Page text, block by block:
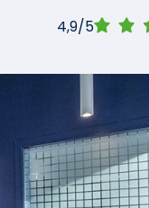
4,9/5